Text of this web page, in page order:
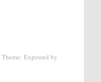
Theme: Expound by